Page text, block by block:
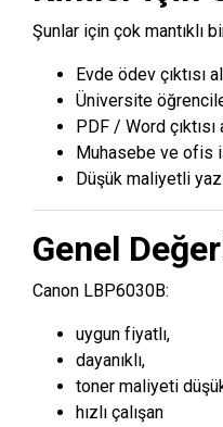
Şunlar için çok mantıklı
Evde ödev çıktısı
Üniversite
PDF / Word çıktısı
Muhasebe ve ofis
Düşük maliyetli
Genel
Canon LBP6030B:
uygun fiyatlı,
dayanıklı,
toner maliyeti
hızlı çalışan